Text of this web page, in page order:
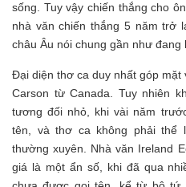
sống. Tuy vậy chiến thắng cho
nhà văn chiến thắng 5 năm trở
châu Âu nói chung gần như đang
Đại diện thơ ca duy nhất góp mặt
Carson từ Canada. Tuy nhiên
tương đối nhỏ, khi vài năm
tên, và thơ ca không phải thể
thường xuyên. Nhà văn Ireland
giá là một ẩn số, khi đã qua